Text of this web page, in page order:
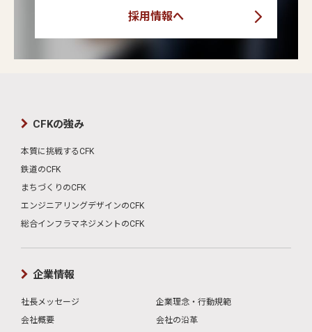
採用情報へ
CFKの強み
本質に挑戦するCFK
鉄道のCFK
まちづくりのCFK
エンジニアリングデザインのCFK
総合インフラマネジメントのCFK
企業情報
社長メッセージ
企業理念・行動規範
会社概要
会社の沿革